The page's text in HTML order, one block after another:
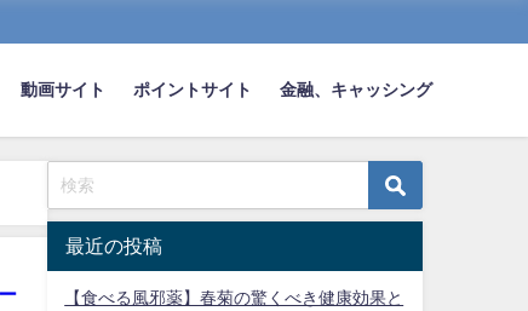
動画サイト ポイントサイト 金融、キャッシング
最近の投稿
【食べる風邪薬】春菊の驚くべき健康効果と